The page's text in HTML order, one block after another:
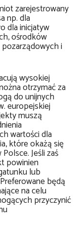
zarejestrowany
np. dla
dla inicjatyw
ośrodków
i
wysokiej
otrzymać za
do unijnych
europejskiej
muszą
wartości dla
które okażą się
Jeśli zaś
powinien
lub
będą
na celu
przyczynić